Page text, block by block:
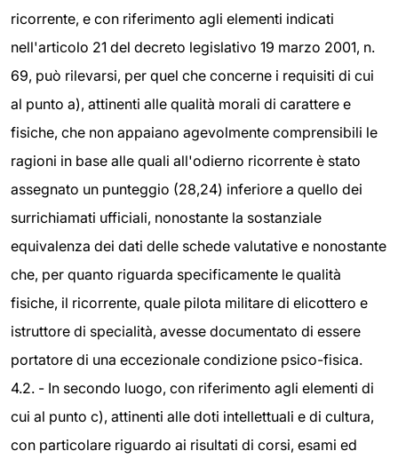
ricorrente, e con riferimento agli elementi indicati
nell'articolo 21 del decreto legislativo 19 marzo 2001, n.
69, può rilevarsi, per quel che concerne i requisiti di cui
al punto a), attinenti alle qualità morali di carattere e
fisiche, che non appaiano agevolmente comprensibili le
ragioni in base alle quali all'odierno ricorrente è stato
assegnato un punteggio (28,24) inferiore a quello dei
surrichiamati ufficiali, nonostante la sostanziale
equivalenza dei dati delle schede valutative e nonostante
che, per quanto riguarda specificamente le qualità
fisiche, il ricorrente, quale pilota militare di elicottero e
istruttore di specialità, avesse documentato di essere
portatore di una eccezionale condizione psico-fisica.
4.2. - In secondo luogo, con riferimento agli elementi di
cui al punto c), attinenti alle doti intellettuali e di cultura,
con particolare riguardo ai risultati di corsi, esami ed